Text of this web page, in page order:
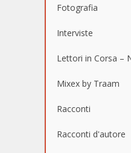
Fotografia
Interviste
Lettori in Corsa –
Mixex by Traam
Racconti
Racconti d'autore